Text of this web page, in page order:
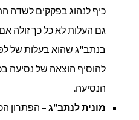
כיף לנהוג בפקקים לשדה
גם העלות לא כל כך זולה
הנסיעה.
מונית לנתב"ג – הפתרון